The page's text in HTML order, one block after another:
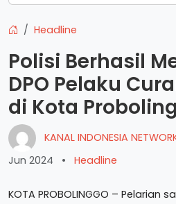
Headline
Polisi Berhasil
DPO Pelaku
di Kota
KANAL INDONESIA
Jun 2024
• Headline
KOTA PROBOLINGGO – Pelarian